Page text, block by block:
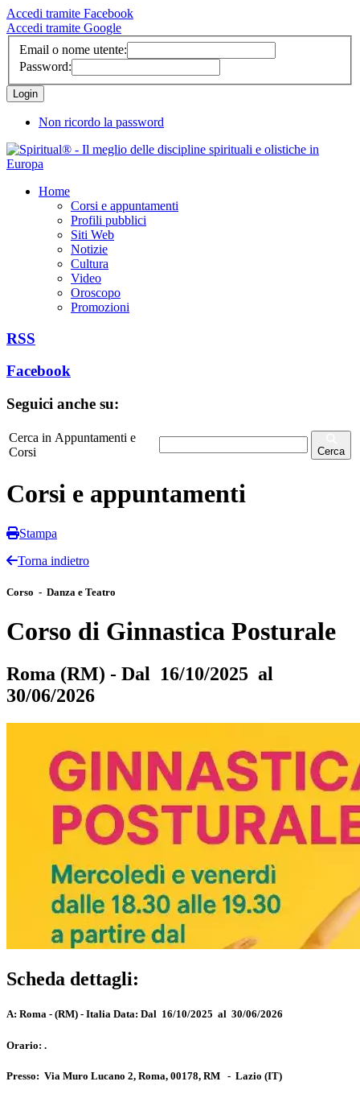
Accedi tramite Facebook
Accedi tramite Google
Email o nome utente:
Password:
Non ricordo la password
Home
Corsi e appuntamenti
Profili pubblici
Siti Web
Notizie
Cultura
Video
Oroscopo
Promozioni
RSS
Facebook
Seguici anche su:
Cerca in Appuntamenti e
Corsi
Cerca
Corsi e appuntamenti
Stampa
Torna indietro
Corso - Danza e Teatro
Corso di Ginnastica Posturale
Roma (RM) - Dal 16/10/2025 al
30/06/2026
Scheda dettagli:
A: Roma - (RM) - Italia Data: Dal 16/10/2025 al 30/06/2026
Orario: .
Presso: Via Muro Lucano 2, Roma, 00178, RM - Lazio (IT)